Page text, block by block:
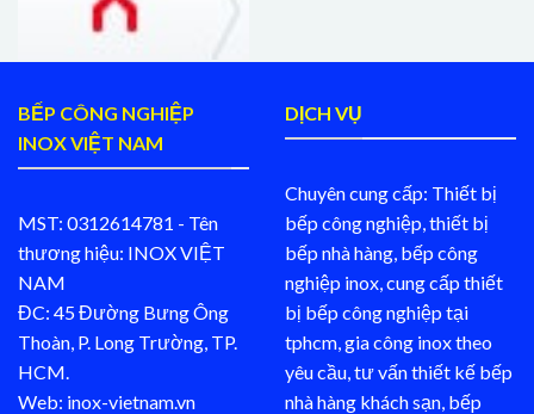
BẾP CÔNG NGHIỆP
INOX VIỆT NAM
MST: 0312614781 - Tên
thương hiệu: INOX VIỆT
NAM
ĐC: 45 Đường Bưng Ông
Thoàn, P. Long Trường, TP.
HCM.
Web: inox-vietnam.vn
DỊCH VỤ
Chuyên cung cấp: Thiết bị
bếp công nghiệp, thiết bị
bếp nhà hàng, bếp công
nghiệp inox, cung cấp thiết
bị bếp công nghiệp tại
tphcm, gia công inox theo
yêu cầu, tư vấn thiết kế bếp
nhà hàng khách sạn, bếp